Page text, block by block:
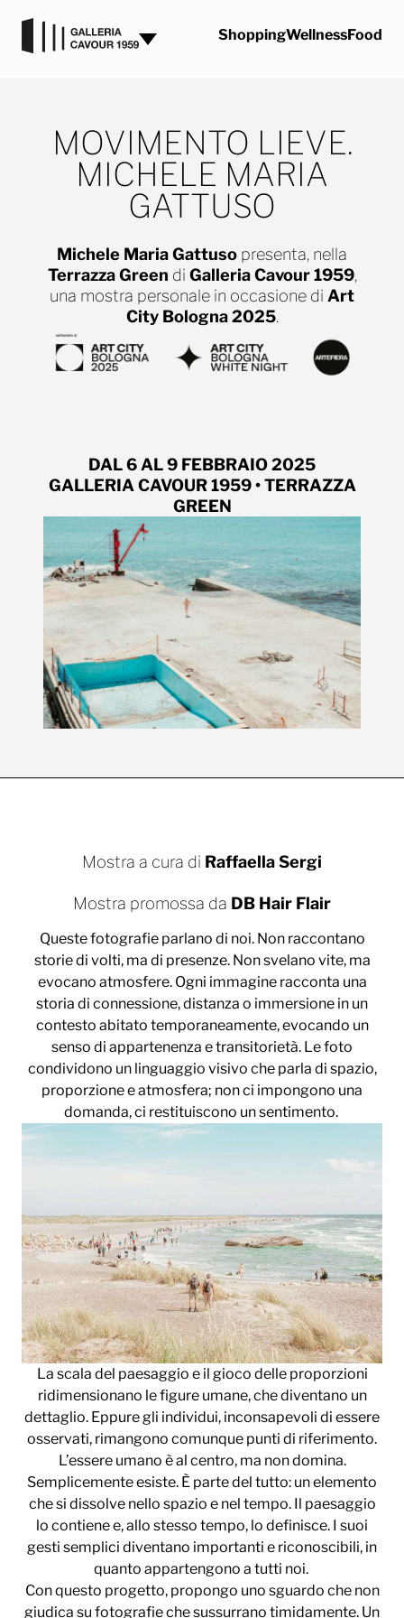
ShoppingWellnessFood
MOVIMENTO LIEVE.
MICHELE MARIA
GATTUSO
Michele Maria Gattuso presenta, nella
Terrazza Green di Galleria Cavour 1959,
una mostra personale in occasione di Art
City Bologna 2025.
DAL 6 AL 9 FEBBRAIO 2025
GALLERIA CAVOUR 1959 • TERRAZZA
GREEN
Mostra a cura di Raffaella Sergi
Mostra promossa da DB Hair Flair
Queste fotografie parlano di noi. Non raccontano
storie di volti, ma di presenze. Non svelano vite, ma
evocano atmosfere. Ogni immagine racconta una
storia di connessione, distanza o immersione in un
contesto abitato temporaneamente, evocando un
senso di appartenenza e transitorietà. Le foto
condividono un linguaggio visivo che parla di spazio,
proporzione e atmosfera; non ci impongono una
domanda, ci restituiscono un sentimento.
La scala del paesaggio e il gioco delle proporzioni
ridimensionano le figure umane, che diventano un
dettaglio. Eppure gli individui, inconsapevoli di essere
osservati, rimangono comunque punti di riferimento.
L’essere umano è al centro, ma non domina.
Semplicemente esiste. È parte del tutto: un elemento
che si dissolve nello spazio e nel tempo. Il paesaggio
lo contiene e, allo stesso tempo, lo definisce. I suoi
gesti semplici diventano importanti e riconoscibili, in
quanto appartengono a tutti noi.
Con questo progetto, propongo uno sguardo che non
giudica su fotografie che sussurrano timidamente. Un